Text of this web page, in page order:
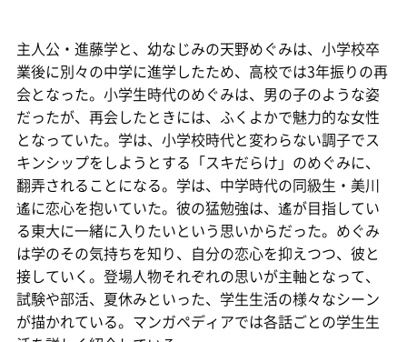
主人公・進藤学と、幼なじみの天野めぐみは、小学校卒
業後に別々の中学に進学したため、高校では3年振りの再
会となった。小学生時代のめぐみは、男の子のような姿
だったが、再会したときには、ふくよかで魅力的な女性
となっていた。学は、小学校時代と変わらない調子でス
キンシップをしようとする「スキだらけ」のめぐみに、
翻弄されることになる。学は、中学時代の同級生・美川
遙に恋心を抱いていた。彼の猛勉強は、遙が目指してい
る東大に一緒に入りたいという思いからだった。めぐみ
は学のその気持ちを知り、自分の恋心を抑えつつ、彼と
接していく。登場人物それぞれの思いが主軸となって、
試験や部活、夏休みといった、学生生活の様々なシーン
が描かれている。マンガペディアでは各話ごとの学生生